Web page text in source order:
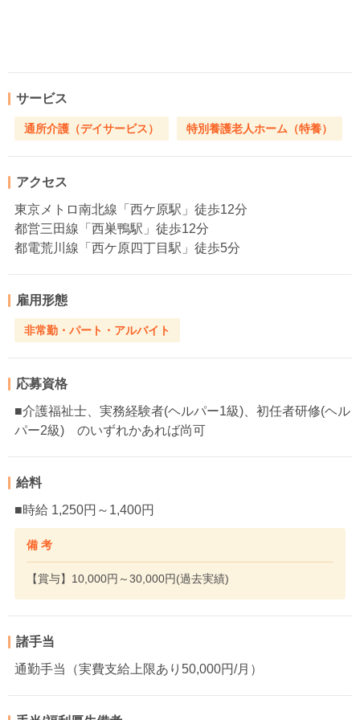
サービス
通所介護（デイサービス） 特別養護老人ホーム（特養）
アクセス
東京メトロ南北線「西ケ原駅」徒歩12分
都営三田線「西巣鴨駅」徒歩12分
都電荒川線「西ケ原四丁目駅」徒歩5分
雇用形態
非常勤・パート・アルバイト
応募資格
■介護福祉士、実務経験者(ヘルパー1級)、初任者研修(ヘル
パー2級) のいずれかあれば尚可
給料
■時給 1,250円～1,400円
備 考
【賞与】10,000円～30,000円(過去実績)
諸手当
通勤手当（実費支給上限あり50,000円/月）